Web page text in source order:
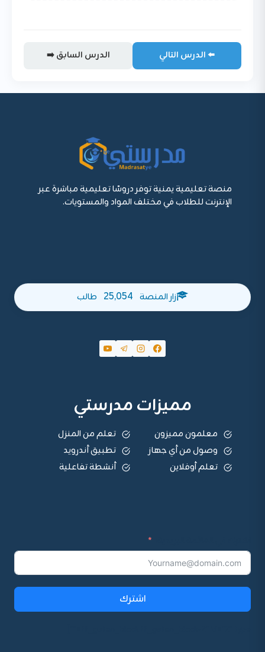
➡️ الدرس السابق الدرس التالي ⬅️
منصة تعليمية يمنية توفر دروسًا تعليمية مباشرة عبر
الإنترنت للطلاب في مختلف المواد والمستويات.
زار المنصة 25,054 طالب
مميزات مدرستي
معلمون مميزون
تعلم من المنزل
وصول من أي جهاز
تطبيق أندرويد
تعلم أوفلاين
أنشطة تفاعلية
اشترك